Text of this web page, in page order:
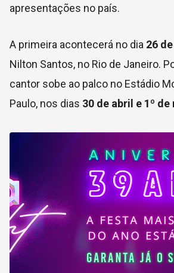
apresentações no país.
A primeira acontecerá no dia 26
Nilton Santos, no Rio de Janeiro.
cantor sobe ao palco no Estádio
Paulo, nos dias 30 de abril e 1º de